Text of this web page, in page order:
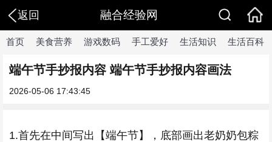
返回 融合经验网
首页 美食营养 游戏数码 手工爱好 生活知识 生活百科
端午节手抄报内容 端午节手抄报内容画法
2026-05-06 17:43:45
1.首先在中间写出【端午节】，底部画出老奶奶包粽